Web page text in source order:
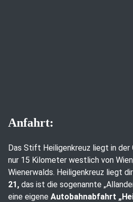
Anfahrt:
Das Stift Heiligenkreuz liegt in der
nur 15 Kilometer westlich von
Wienerwalds. Heiligenkreuz liegt
21, das ist die sogenannte
eine eigene Autobahnabfahrt